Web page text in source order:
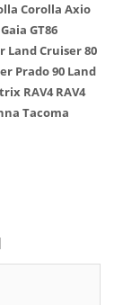
Corolla Axio
Gaia GT86
Land Cruiser 80
Prado 90 Land
RAV4 RAV4
Tacoma